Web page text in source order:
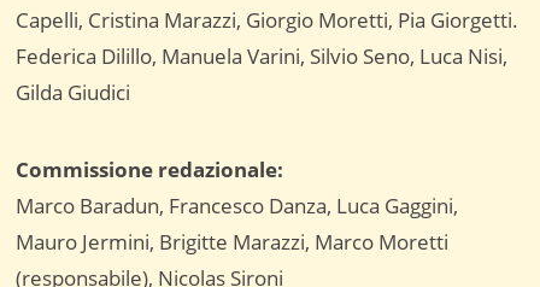
Capelli, Cristina Marazzi, Giorgio Moretti, Pia Giorgetti.
Federica Dilillo, Manuela Varini, Silvio Seno, Luca Nisi,
Gilda Giudici
Commissione redazionale:
Marco Baradun, Francesco Danza, Luca Gaggini,
Mauro Jermini, Brigitte Marazzi, Marco Moretti
(responsabile), Nicolas Sironi